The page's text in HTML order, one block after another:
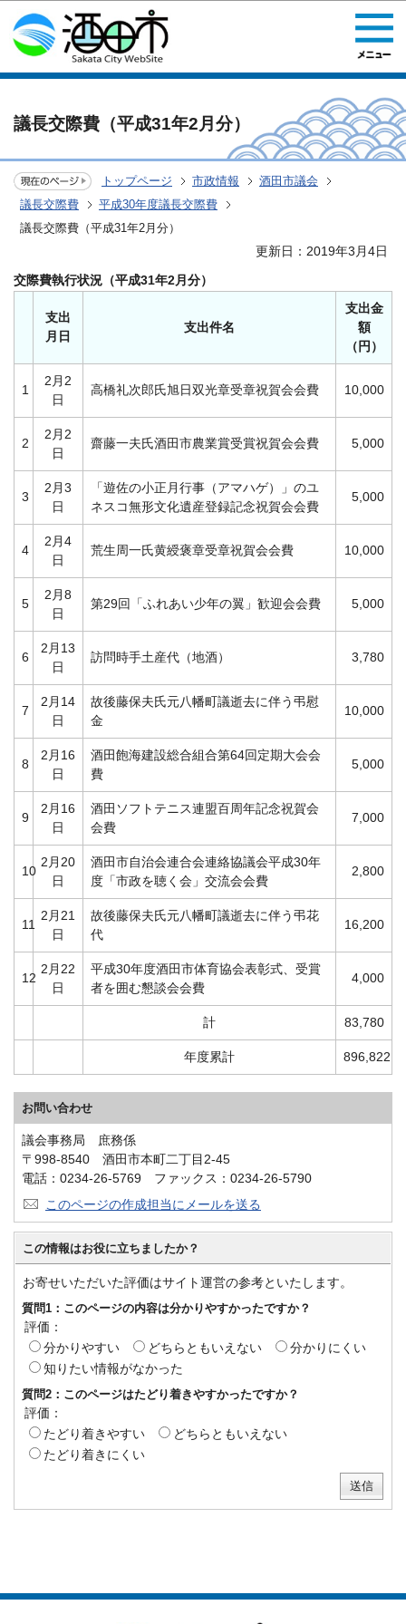
このページの本文へ移動
議長交際費（平成31年2月分）
トップページ 市政情報
酒田市議会
議長交際費
平成30年度議長交際費
議長交際費（平成31年2月分）
更新日：2019年3月4日
交際費執行状況（平成31年2月分）
支出
月日
支出件名
支出金
額
（円）
1
2月2
日
高橋礼次郎氏旭日双光章受章祝賀会会費 10,000
2
2月2
日
齋藤一夫氏酒田市農業賞受賞祝賀会会費 5,000
3
2月3
日
「遊佐の小正月行事（アマハゲ）」のユ
ネスコ無形文化遺産登録記念祝賀会会費
5,000
4
2月4
日
荒生周一氏黄綬褒章受章祝賀会会費 10,000
5
2月8
日
第29回「ふれあい少年の翼」歓迎会会費 5,000
6
2月13
日
訪問時手土産代（地酒） 3,780
7
2月14
日
故後藤保夫氏元八幡町議逝去に伴う弔慰
金
10,000
8
2月16
日
酒田飽海建設総合組合第64回定期大会会
費
5,000
9
2月16
日
酒田ソフトテニス連盟百周年記念祝賀会
会費
7,000
10
2月20
日
酒田市自治会連合会連絡協議会平成30年
度「市政を聴く会」交流会会費
2,800
11
2月21
日
故後藤保夫氏元八幡町議逝去に伴う弔花
代
16,200
12
2月22
日
平成30年度酒田市体育協会表彰式、受賞
者を囲む懇談会会費
4,000
計 83,780
年度累計 896,822
お問い合わせ
議会事務局 庶務係
〒998-8540 酒田市本町二丁目2-45
電話：0234-26-5769 ファックス：0234-26-5790
このページの作成担当にメールを送る
この情報はお役に立ちましたか？
お寄せいただいた評価はサイト運営の参考といたします。
質問1：このページの内容は分かりやすかったですか？
評価：
分かりやすい
どちらともいえない
分かりにくい
知りたい情報がなかった
質問2：このページはたどり着きやすかったですか？
評価：
たどり着きやすい
どちらともいえない
たどり着きにくい